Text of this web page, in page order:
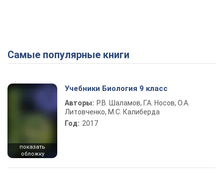
Play Video
Самые популярные книги
показать
обложку
Учебники Биология 9 класс
Авторы: Р.В. Шаламов, Г.А. Носов, О.А.
Литовченко, М.С. Калиберда
Год: 2017